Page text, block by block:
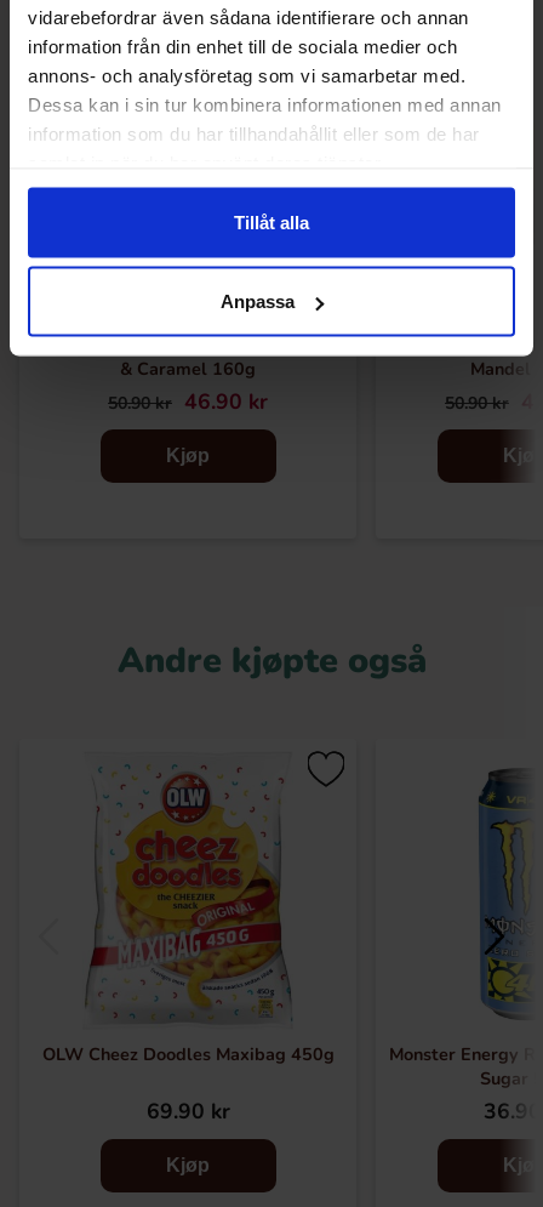
vidarebefordrar även sådana identifierare och annan
information från din enhet till de sociala medier och
annons- och analysföretag som vi samarbetar med.
Dessa kan i sin tur kombinera informationen med annan
information som du har tillhandahållit eller som de har
Tillåt alla
Anpassa
-8%
Marabou Sjokoladebar Lakris, Bringebær
& Caramel 160g
50.90 kr 46.90 kr
Kjøp
-16%
Marabou
Mandel
50.90 kr
Andre kjøpte også
OLW Cheez Doodles Maxibag 450g
69.90 kr
Kjøp
Monster Energy
Sugar